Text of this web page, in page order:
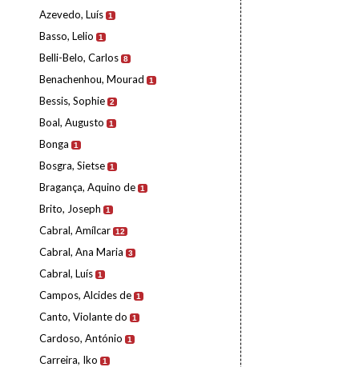
Azevedo, Luís 1
Basso, Lelio 1
Belli-Belo, Carlos 8
Benachenhou, Mourad 1
Bessis, Sophie 2
Boal, Augusto 1
Bonga 1
Bosgra, Sietse 1
Bragança, Aquino de 1
Brito, Joseph 1
Cabral, Amílcar 12
Cabral, Ana Maria 3
Cabral, Luís 1
Campos, Alcides de 1
Canto, Violante do 1
Cardoso, António 1
Carreira, Iko 1